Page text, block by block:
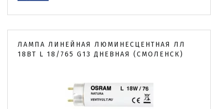
ЛАМПА ЛИНЕЙНАЯ ЛЮМИНЕСЦЕНТНАЯ ЛЛ
18ВТ L 18/765 G13 ДНЕВНАЯ (СМОЛЕНСК)